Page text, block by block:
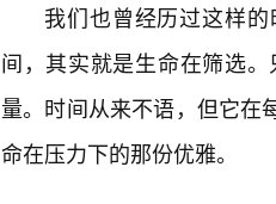
我们也曾经历过这样
间，其实就是生命在筛选
量。时间从来不语，但它在
命在压力下的那份优雅。